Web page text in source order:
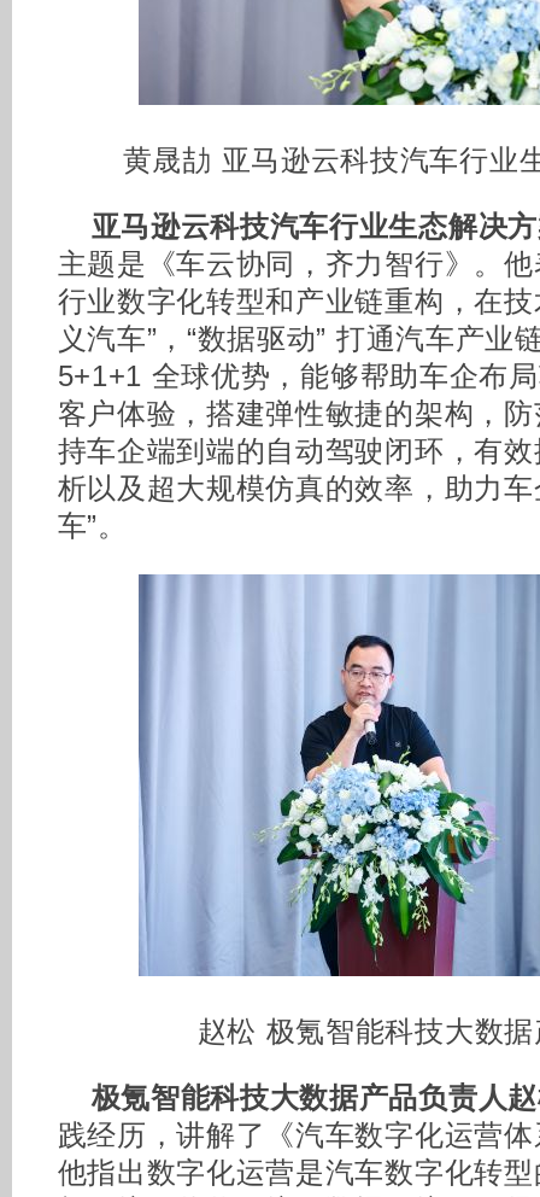
黄晟劼 亚马逊云科技汽车行业
亚马逊云科技汽车行业生态解决
主题是《车云协同，齐力智行》。他
行业数字化转型和产业链重构，在
义汽车”，“数据驱动” 打通汽车产业
5+1+1 全球优势，能够帮助车企布
客户体验，搭建弹性敏捷的架构，
持车企端到端的自动驾驶闭环，有
析以及超大规模仿真的效率，助力
车”。
赵松 极氪智能科技大数
极氪智能科技大数据产品负责人
践经历，讲解了《汽车数字化运营
他指出数字化运营是汽车数字化转